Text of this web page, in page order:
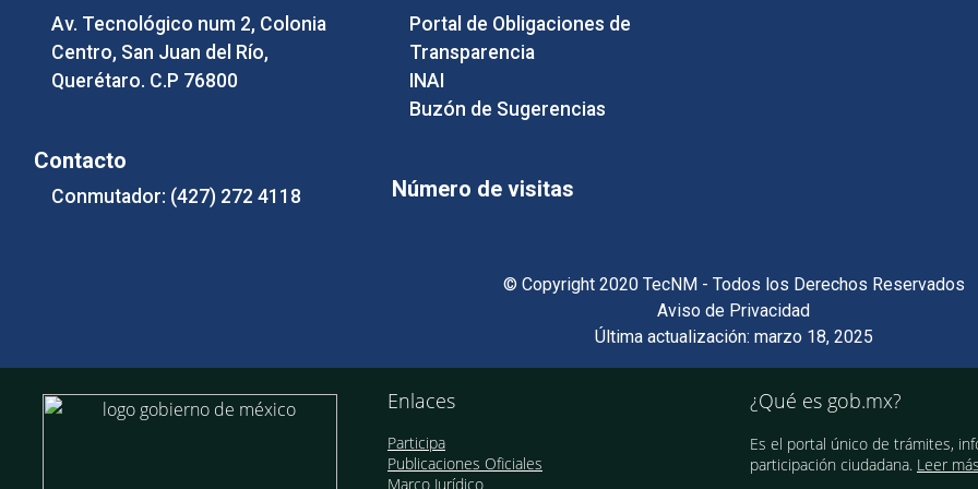
Av. Tecnológico num 2, Colonia
Centro, San Juan del Río,
Querétaro. C.P 76800
Contacto
Conmutador: (427) 272 4118
Portal de Obligaciones de
Transparencia
INAI
Buzón de Sugerencias
Número de visitas
© Copyright 2020 TecNM - Todos los Derechos Reservados
Aviso de Privacidad
Última actualización: marzo 18, 2025
Enlaces
Participa
Publicaciones Oficiales
Marco Jurídico
¿Qué es gob.mx?
Es el portal único de trámites,
participación ciudadana. Leer más